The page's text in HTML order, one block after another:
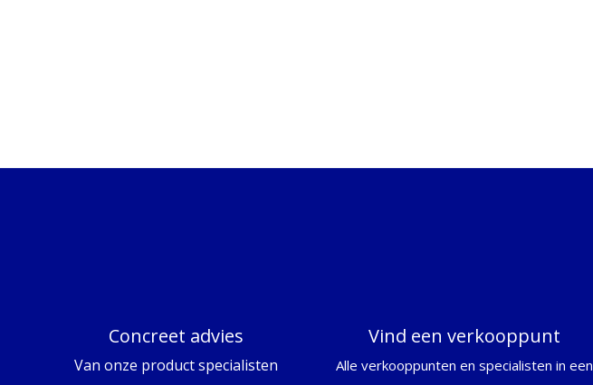
Concreet advies
Van onze product specialisten
Vind een verkooppunt
Alle verkooppunten en specialisten in een